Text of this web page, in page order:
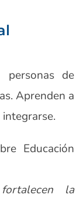
personas de
Aprenden a
Educación
la